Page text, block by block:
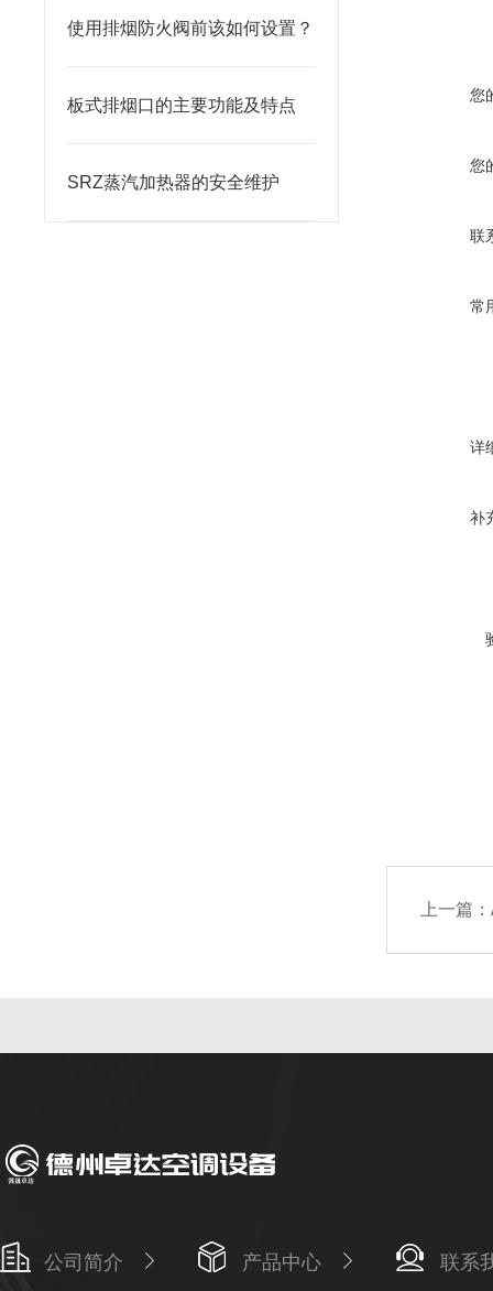
使用排烟防火阀前该如何设置？
板式排烟口的主要功能及特点
SRZ蒸汽加热器的安全维护
您
您
联
常
详
补
上一篇：
公司简介 产品中心 联系